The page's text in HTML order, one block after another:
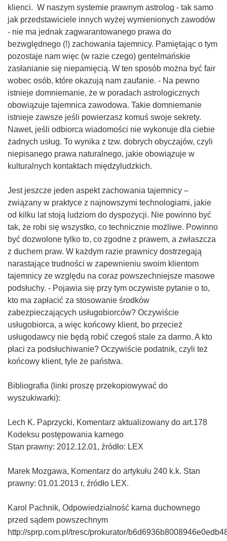
klienci. W naszym systemie prawnym astrolog - tak samo
jak przedstawiciele innych wyżej wymienionych zawodów
- nie ma jednak zagwarantowanego prawa do
bezwględnego (!) zachowania tajemnicy. Pamiętając o tym
pozostaje nam więc (w razie czego) gentelmańskie
zasłanianie się niepamięcią. W ten sposób można być fair
wobec osób, które okazują nam zaufanie. - Na pewno
istnieje domniemanie, że w poradach astrologicznych
obowiązuje tajemnica zawodowa. Takie domniemanie
istnieje zawsze jeśli powierzasz komuś swoje sekrety.
Nawet, jeśli odbiorca wiadomości nie wykonuje dla ciebie
żadnych usług. To wynika z tzw. dobrych obyczajów, czyli
niepisanego prawa naturalnego, jakie obowiązuje w
kulturalnych kontaktach międzyludzkich.
Jest jeszcze jeden aspekt zachowania tajemnicy –
związany w praktyce z najnowszymi technologiami, jakie
od kilku lat stoją ludziom do dyspozycji. Nie powinno być
tak, że robi się wszystko, co technicznie możliwe. Powinno
być dozwolone tylko to, co zgodne z prawem, a zwłaszcza
z duchem praw. W każdym razie prawnicy dostrzegają
narastające trudności w zapewnieniu swoim klientom
tajemnicy ze względu na coraz powszechniejsze masowe
podsłuchy. - Pojawia się przy tym oczywiste pytanie o to,
kto ma zapłacić za stosowanie środków
zabezpieczających usługobiorców? Oczywiście
usługobiorca, a więc końcowy klient, bo przecież
usługodawcy nie będą robić czegoś stale za darmo. A kto
płaci za podsłuchiwanie? Oczywiście podatnik, czyli też
końcowy klient, tyle że państwa.
Bibliografia (linki proszę przekopiowywać do
wyszukiwarki):
Lech K. Paprzycki, Komentarz aktualizowany do art.178
Kodeksu postępowania karnego
Stan prawny: 2012.12.01, źródło: LEX
Marek Mozgawa, Komentarz do artykułu 240 k.k. Stan
prawny: 01.01.2013 r, źródło LEX.
Karol Pachnik, Odpowiedzialność karna duchownego
przed sądem powszechnym
http://sprp.com.pl/tresc/prokurator/